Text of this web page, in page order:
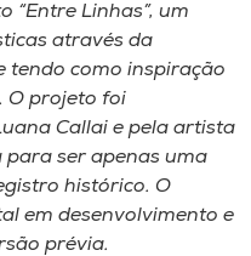
“Entre Linhas”, um
através da
tendo como inspiração
O projeto foi
Callai e pela artista
para ser apenas uma
histórico. O
em desenvolvimento e
prévia.